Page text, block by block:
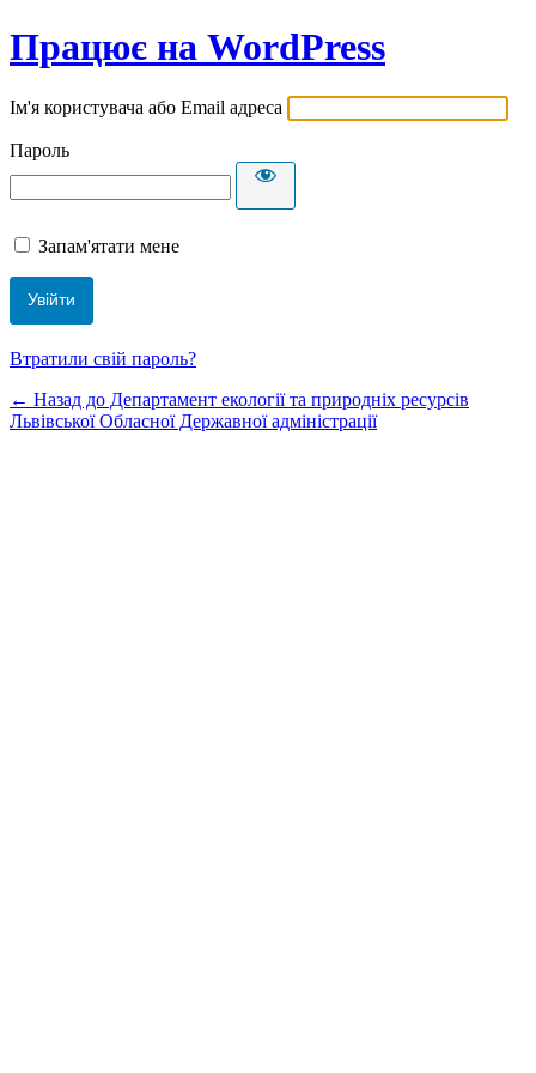
Працює на WordPress
Ім'я користувача або Email адреса
Пароль
Запам'ятати мене
Втратили свій пароль?
← Назад до Департамент екології та природніх ресурсів
Львівської Обласної Державної адміністрації